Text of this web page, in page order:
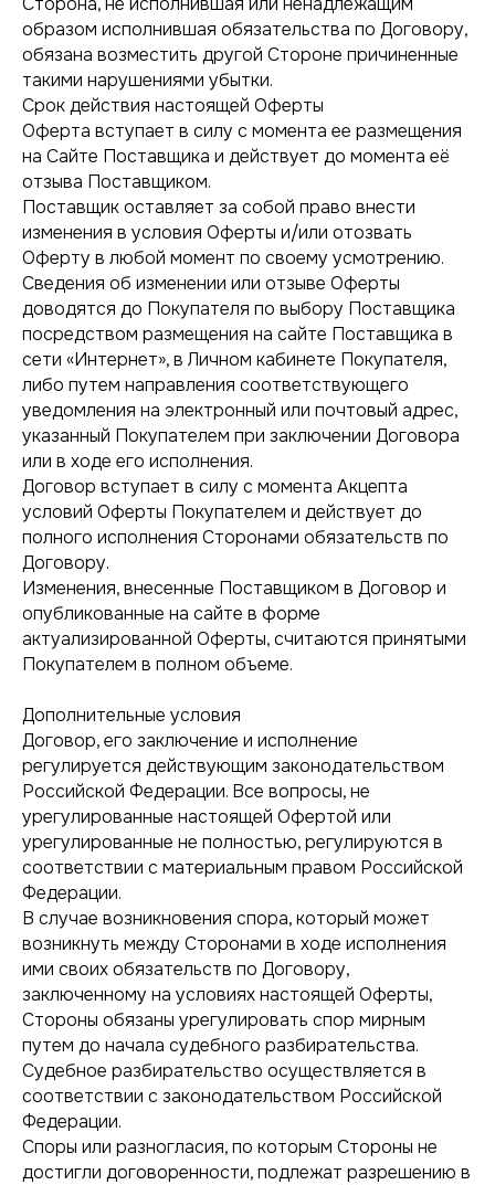
образом исполнившая обязательства по Договору,
обязана возместить другой Стороне причиненные
такими нарушениями убытки.
Срок действия настоящей Оферты
Оферта вступает в силу с момента ее размещения
на Сайте Поставщика и действует до момента её
отзыва Поставщиком.
Поставщик оставляет за собой право внести
изменения в условия Оферты и/или отозвать
Оферту в любой момент по своему усмотрению.
Сведения об изменении или отзыве Оферты
доводятся до Покупателя по выбору Поставщика
посредством размещения на сайте Поставщика в
сети «Интернет», в Личном кабинете Покупателя,
либо путем направления соответствующего
уведомления на электронный или почтовый адрес,
указанный Покупателем при заключении Договора
или в ходе его исполнения.
Договор вступает в силу с момента Акцепта
условий Оферты Покупателем и действует до
полного исполнения Сторонами обязательств по
Договору.
Изменения, внесенные Поставщиком в Договор и
опубликованные на сайте в форме
актуализированной Оферты, считаются принятыми
Покупателем в полном объеме.
Дополнительные условия
Договор, его заключение и исполнение
регулируется действующим законодательством
Российской Федерации. Все вопросы, не
урегулированные настоящей Офертой или
урегулированные не полностью, регулируются в
соответствии с материальным правом Российской
Федерации.
В случае возникновения спора, который может
возникнуть между Сторонами в ходе исполнения
ими своих обязательств по Договору,
заключенному на условиях настоящей Оферты,
Стороны обязаны урегулировать спор мирным
путем до начала судебного разбирательства.
Судебное разбирательство осуществляется в
соответствии с законодательством Российской
Федерации.
Споры или разногласия, по которым Стороны не
достигли договоренности, подлежат разрешению в